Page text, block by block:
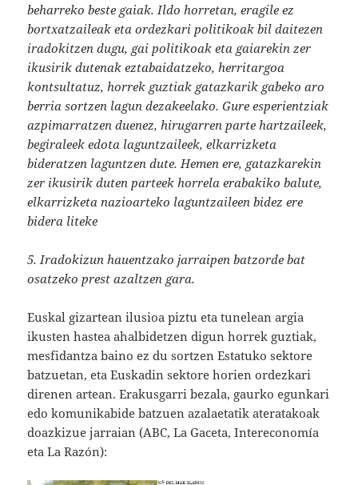
beharreko beste gaiak. Ildo horretan, eragile ez
bortxatzaileak eta ordezkari politikoak bil daitezen
iradokitzen dugu, gai politikoak eta gaiarekin zer
ikusirik dutenak eztabaidatzeko, herritargoa
kontsultatuz, horrek guztiak gatazkarik gabeko aro
berria sortzen lagun dezakeelako. Gure esperientziak
azpimarratzen duenez, hirugarren parte hartzaileek,
begiraleek edota laguntzaileek, elkarrizketa
bideratzen laguntzen dute. Hemen ere, gatazkarekin
zer ikusirik duten parteek horrela erabakiko balute,
elkarrizketa nazioarteko laguntzaileen bidez ere
bidera liteke
5. Iradokizun hauentzako jarraipen batzorde bat
osatzeko prest azaltzen gara.
Euskal gizartean ilusioa piztu eta tunelean argia
ikusten hastea ahalbidetzen digun horrek guztiak,
mesfidantza baino ez du sortzen Estatuko sektore
batzuetan, eta Euskadin sektore horien ordezkari
direnen artean. Erakusgarri bezala, gaurko egunkari
edo komunikabide batzuen azalaetatik ateratakoak
doazkizue jarraian (ABC, La Gaceta, Intereconomía
eta La Razón):